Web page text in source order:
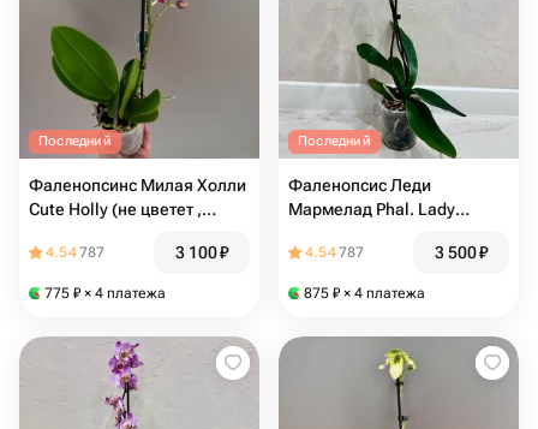
Последний
Фаленопсинс Милая Холли
Cute Holly (не цветет ,
4.54787 3 100₽
775 ₽ × 4 платежа
Последний
Фаленопсис Леди
Мармелад Phal. Lady
4.54787 3 500₽
875 ₽ × 4 платежа